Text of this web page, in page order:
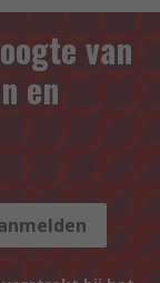
van
en